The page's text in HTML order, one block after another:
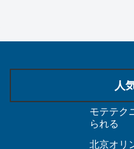
人
モテテク
られる
北京オリ